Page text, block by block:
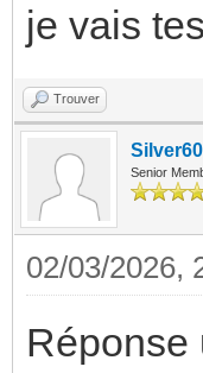
je vais
Trouver
Silver60
Senior
02/03/2026,
Réponse